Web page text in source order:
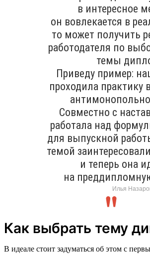
в интересное
он вовлекается в
то может получить
работодателя по
темы
Приведу пример:
проходила практику
Совместно с
работала над
для выпускной
темой
и теперь она
на
Илья
Как выбрать тему
В идеале стоит задуматься об этом с